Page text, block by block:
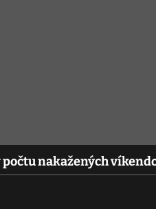
počtu nakažených